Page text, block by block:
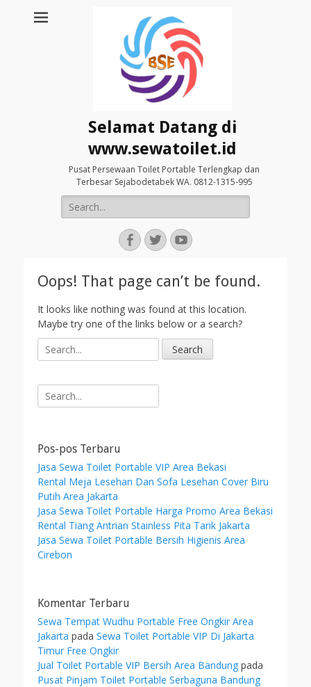
Selamat Datang di
www.sewatoilet.id
Pusat Persewaan Toilet Portable Terlengkap dan
Terbesar Sejabodetabek WA. 0812-1315-995
Search
for:
Facebook
TwitterYouTube
Oops! That page can’t be found.
It looks like nothing was found at this location.
Maybe try one of the links below or a search?
e
r
c
o
r
:
Search
for:
Pos-pos Terbaru
Jasa Sewa Toilet Portable VIP Area Bekasi
Rental Meja Lesehan Dan Sofa Lesehan Cover Biru
Putih Area Jakarta
Jasa Sewa Toilet Portable Harga Promo Area Bekasi
Rental Tiang Antrian Stainless Pita Tarik Jakarta
Jasa Sewa Toilet Portable Bersih Higienis Area
Cirebon
Komentar Terbaru
Sewa Tempat Wudhu Portable Free Ongkir Area
Jakarta pada Sewa Toilet Portable VIP Di Jakarta
Timur Free Ongkir
Jual Toilet Portable VIP Bersih Area Bandung pada
Pusat Pinjam Toilet Portable Serbaguna Bandung